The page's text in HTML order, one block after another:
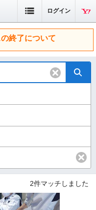
ログイン
終了について
2件マッチしました